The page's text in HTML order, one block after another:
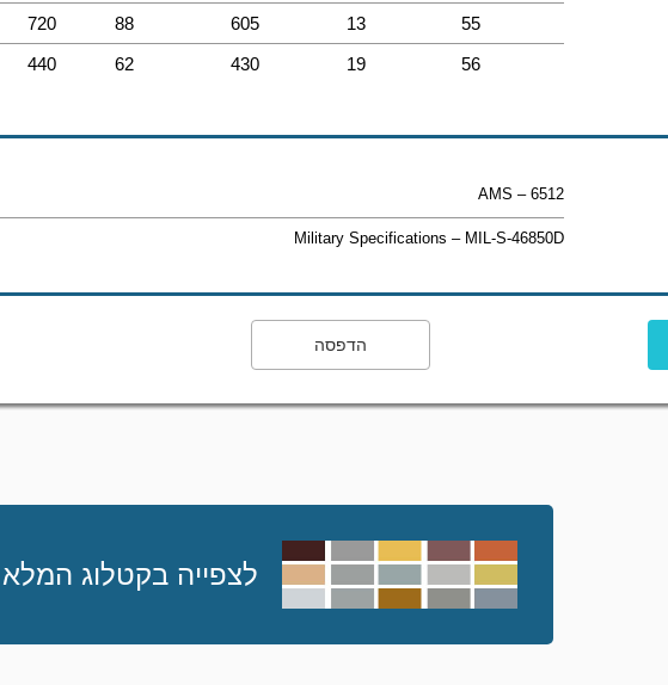
720 88 605 13
55
440 62 430 19 56
AMS – 6512
Military Specifications – MIL-S-46850D
הדפסה
לצפייה בקטלוג המלא